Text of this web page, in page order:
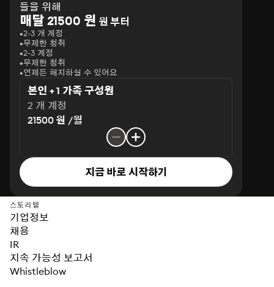
들을 위해
매달 21500 원 원 부터
2-3 개 계정
무제한 청취
2-3 계정
무제한 청취
언제든 해지하실 수 있어요
본인 + 1 가족 구성원
2 개 계정
21500 원 /월
지금 바로 시작하기
스토리텔
기업정보
채용
IR
지속 가능성 보고서
Whistleblow